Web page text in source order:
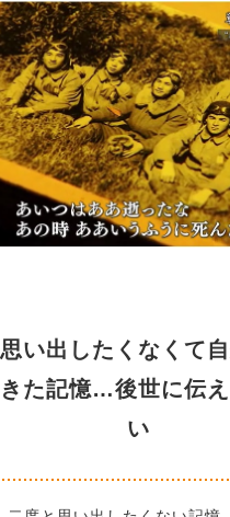
い出したくなくて
た記憶…後世に伝
い